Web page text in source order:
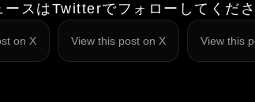
スはTwitterでフォローしてくださ
on X View this post on X View this